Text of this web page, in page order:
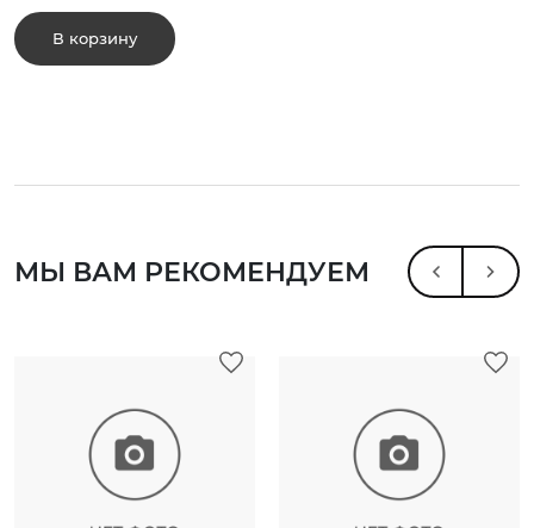
В корзину
МЫ ВАМ РЕКОМЕНДУЕМ